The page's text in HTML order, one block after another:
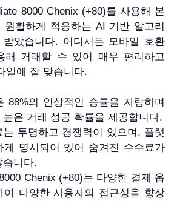
8000 Chenix (+80)를 사용해 본
원활하게 적응하는 AI 기반 알고리
았습니다. 어디서든 모바일 호환
해 거래할 수 있어 매우 편리하고
일에 잘 맞습니다.
88%의 인상적인 승률을 자랑하며
은 거래 성공 확률을 제공합니다.
는 투명하고 경쟁력이 있으며, 플랫
게 명시되어 있어 숨겨진 수수료가
습니다.
Chenix (+80)는 다양한 결제 옵
여 다양한 사용자의 접근성을 향상